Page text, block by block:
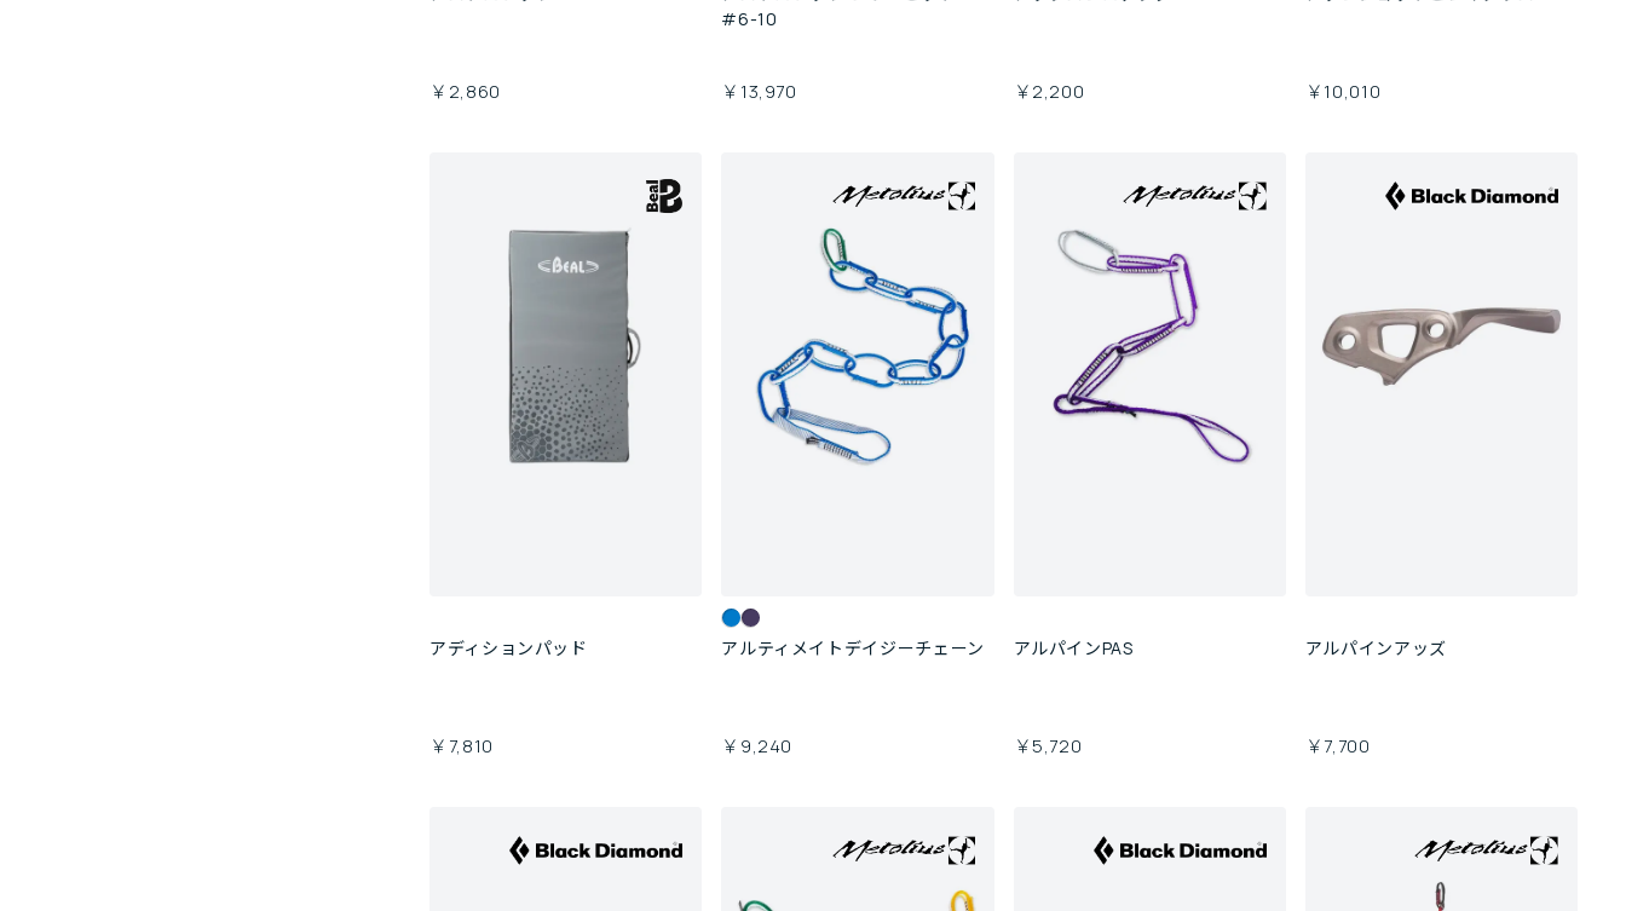
￥2,860
#6-10
￥13,970 ￥2,200 ￥10,010
アディションパッド
￥7,810
アルティメイトデイジーチェーン
￥9,240
アルパインPAS
￥5,720
アルパインアッズ
￥7,700